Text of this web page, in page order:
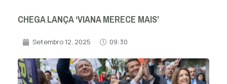
CHEGA LANÇA ‘VIANA MERECE MAIS’
Setembro 12, 2025 09:30